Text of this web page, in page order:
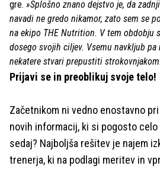
gre. »Splošno znano dejstvo je, da
navadi ne gredo nikamor, zato sem se
na ekipo THE Nutrition. V tem obdobju
dosego svojih ciljev. Vsemu navkljub pa
nekatere stvari prepustiti
Prijavi se in preoblikuj svoje telo!
Začetnikom ni vedno enostavno
novih informacij, ki si pogosto celo
sedaj? Najboljša rešitev je najem
trenerja, ki na podlagi meritev in